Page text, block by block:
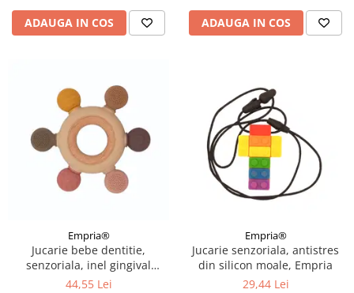
ADAUGA IN COS ADAUGA IN COS
Empria®
Jucarie bebe dentitie,
senzoriala, inel gingival
bebelusi, silicon, Empria,
44,55 Lei
Empria®
Jucarie senzoriala, antistres
din silicon moale, Empria
29,44 Lei